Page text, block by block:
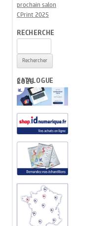
prochain salon
CPrint 2025
RECHERCHE
CATALOGUE 2026